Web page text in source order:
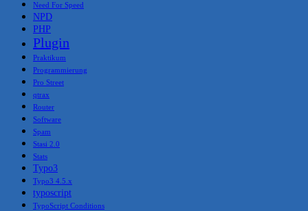
Need For Speed
NPD
PHP
Plugin
Praktikum
Programmierung
Pro Street
qtrax
Router
Software
Spam
Stasi 2.0
Stats
Typo3
Typo3 4.5.x
typoscript
TypoScript Conditions